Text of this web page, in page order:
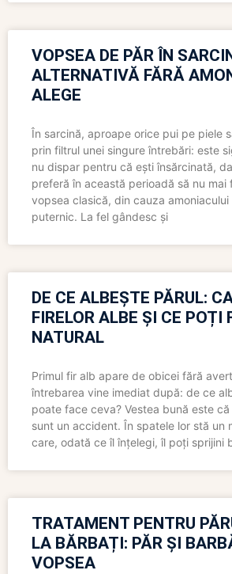
VOPSEA DE PĂR ÎN
ALTERNATIVĂ FĂRĂ
ALEGE
În sarcină, aproape orice pui pe piele
prin filtrul unei singure întrebări: este
nu dispar pentru că ești însărcinată,
preferă în această perioadă să nu mai
vopsea clasică, din cauza amoniacului
puternic. La fel gândesc și
DE CE ALBEȘTE PĂRUL:
FIRELOR ALBE ȘI CE POȚI
NATURAL
Primul fir alb apare de obicei fără
întrebarea vine imediat după: de ce
poate face ceva? Vestea bună este
sunt un accident. În spatele lor stă un
care, odată ce îl înțelegi, îl poți sprijini
TRATAMENT PENTRU
LA BĂRBAȚI: PĂR ȘI
VOPSEA